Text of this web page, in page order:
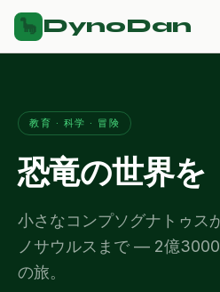
🦕 DynoDan
教育 · 科学 · 冒険
恐竜の世界を
小さなコンプソグナトゥス
ノサウルスまで — 2億
の旅。